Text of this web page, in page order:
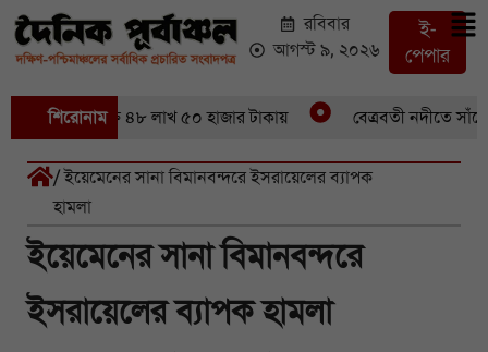
রবিবার
আগস্ট ৯, ২০২৬
ই-
পেপার
শিরোনাম
মণ ইলিশবিক্রি ৪৮ লাখ ৫০ হাজার টাকায় বেত্রবতী নদীতে সাঁকো
/ ইয়েমেনের সানা বিমানবন্দরে ইসরায়েলের ব্যাপক
হামলা
ইয়েমেনের সানা বিমানবন্দরে
ইসরায়েলের ব্যাপক হামলা